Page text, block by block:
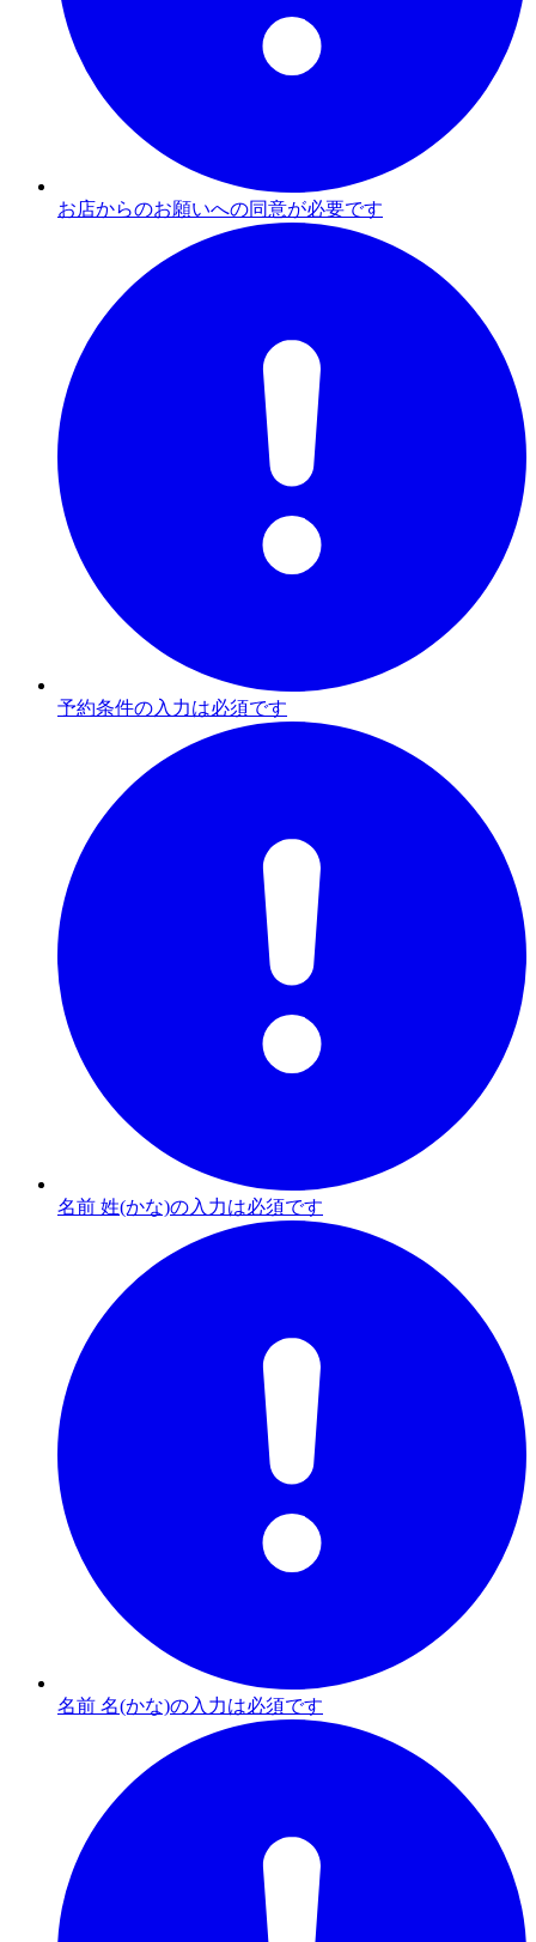
お店からのお願いへの同意が必要です
予約条件の入力は必須です
名前 姓(かな)の入力は必須です
名前 名(かな)の入力は必須です